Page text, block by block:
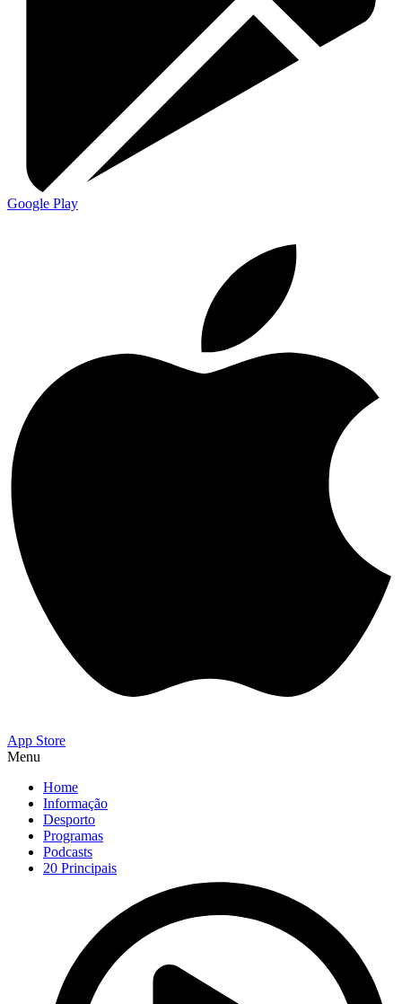
Google Play
App Store
Menu
Home
Informação
Desporto
Programas
Podcasts
20 Principais